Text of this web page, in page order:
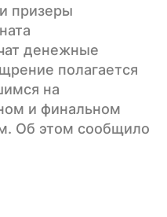
призеры
денежные
полагается
на
и финальном
Об этом сообщило